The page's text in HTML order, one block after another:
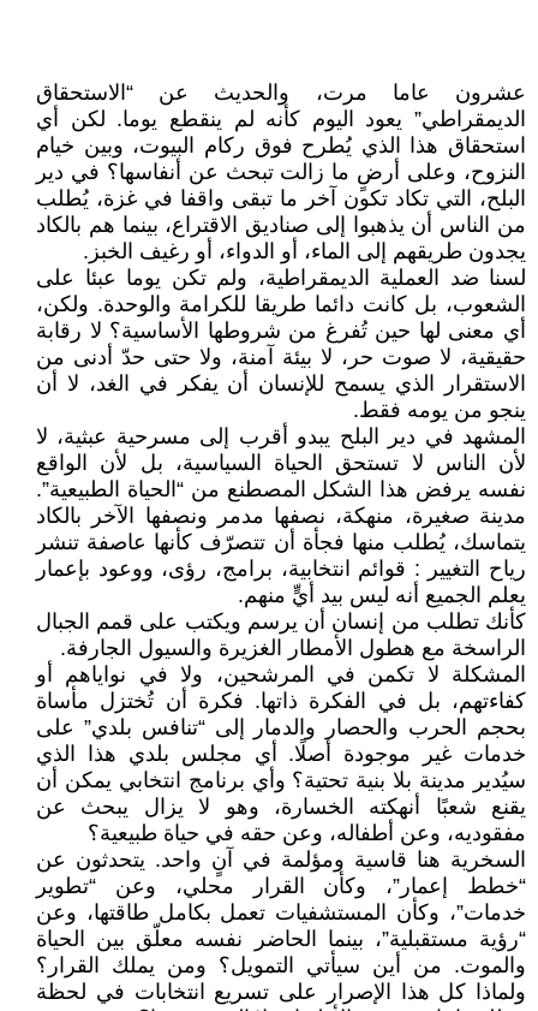
عشرون عاما مرت، والحديث عن “الاستحقاق
الديمقراطي” يعود اليوم كأنه لم ينقطع يوما. لكن أي
استحقاق هذا الذي يُطرح فوق ركام البيوت، وبين خيام
النزوح، وعلى أرضٍ ما زالت تبحث عن أنفاسها؟ في دير
البلح، التي تكاد تكون آخر ما تبقى واقفا في غزة، يُطلب
من الناس أن يذهبوا إلى صناديق الاقتراع، بينما هم بالكاد
يجدون طريقهم إلى الماء، أو الدواء، أو رغيف الخبز.
لسنا ضد العملية الديمقراطية، ولم تكن يوما عبئا على
الشعوب، بل كانت دائما طريقا للكرامة والوحدة. ولكن،
أي معنى لها حين تُفرغ من شروطها الأساسية؟ لا رقابة
حقيقية، لا صوت حر، لا بيئة آمنة، ولا حتى حدّ أدنى من
الاستقرار الذي يسمح للإنسان أن يفكر في الغد، لا أن
ينجو من يومه فقط.
المشهد في دير البلح يبدو أقرب إلى مسرحية عبثية، لا
لأن الناس لا تستحق الحياة السياسية، بل لأن الواقع
نفسه يرفض هذا الشكل المصطنع من “الحياة الطبيعية”.
مدينة صغيرة، منهكة، نصفها مدمر ونصفها الآخر بالكاد
يتماسك، يُطلب منها فجأة أن تتصرّف كأنها عاصفة تنشر
رياح التغيير : قوائم انتخابية، برامج، رؤى، ووعود بإعمار
يعلم الجميع أنه ليس بيد أيٍّ منهم.
كأنك تطلب من إنسان أن يرسم ويكتب على قمم الجبال
الراسخة مع هطول الأمطار الغزيرة والسيول الجارفة.
المشكلة لا تكمن في المرشحين، ولا في نواياهم أو
كفاءتهم، بل في الفكرة ذاتها. فكرة أن تُختزل مأساة
بحجم الحرب والحصار والدمار إلى “تنافس بلدي” على
خدمات غير موجودة أصلًا. أي مجلس بلدي هذا الذي
سيُدير مدينة بلا بنية تحتية؟ وأي برنامج انتخابي يمكن أن
يقنع شعبًا أنهكته الخسارة، وهو لا يزال يبحث عن
مفقوديه، وعن أطفاله، وعن حقه في حياة طبيعية؟
السخرية هنا قاسية ومؤلمة في آنٍ واحد. يتحدثون عن
“خطط إعمار”، وكأن القرار محلي، وعن “تطوير
خدمات”، وكأن المستشفيات تعمل بكامل طاقتها، وعن
“رؤية مستقبلية”، بينما الحاضر نفسه معلّق بين الحياة
والموت. من أين سيأتي التمويل؟ ومن يملك القرار؟
ولماذا كل هذا الإصرار على تسريع انتخابات في لحظة